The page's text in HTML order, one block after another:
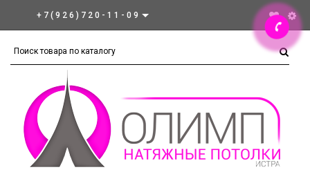
+7(926)720-11-09